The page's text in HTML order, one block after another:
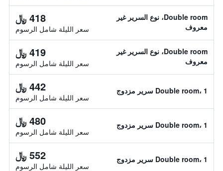
Double room، نوع السرير غير
معروف
418 ﷼
سعر الليلة شامل الرسوم
Double room، نوع السرير غير
معروف
419 ﷼
سعر الليلة شامل الرسوم
Double room، 1 سرير مزدوج 442 ﷼
سعر الليلة شامل الرسوم
Double room، 1 سرير مزدوج 480 ﷼
سعر الليلة شامل الرسوم
Double room، 1 سرير مزدوج 552 ﷼
سعر الليلة شامل الرسوم